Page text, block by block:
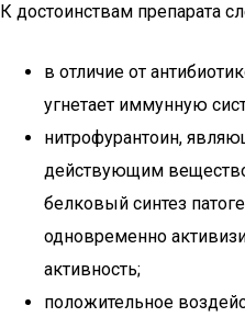
К достоинствам препарата
в отличие от
угнетает иммунную
нитрофурантоин,
действующим
белковый синтез
одновременно
активность;
положительное